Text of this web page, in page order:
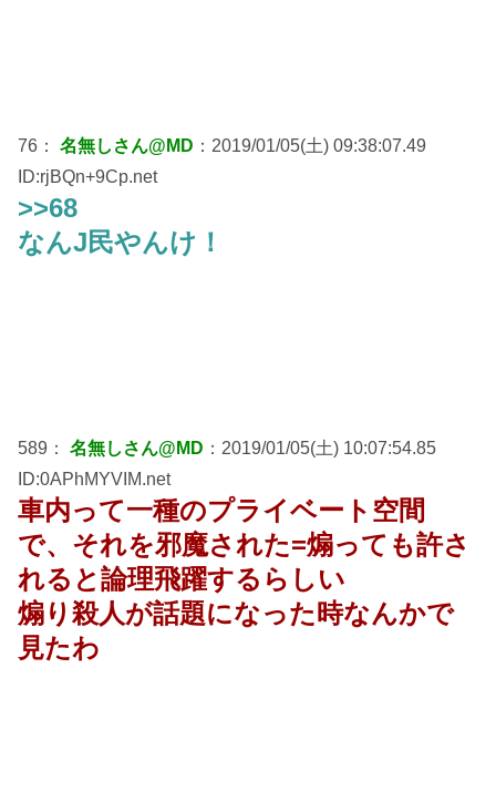
76： 名無しさん@MD ：2019/01/05(土) 09:38:07.49
ID:rjBQn+9Cp.net
>>68
なんJ民やんけ！
589： 名無しさん@MD ：2019/01/05(土) 10:07:54.85
ID:0APhMYVIM.net
車内って一種のプライベート空間
で、それを邪魔された=煽っても許さ
れると論理飛躍するらしい
煽り殺人が話題になった時なんかで
見たわ